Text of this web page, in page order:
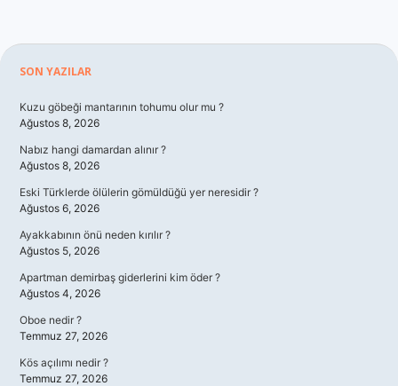
Sidebar
SON YAZILAR
Kuzu göbeği mantarının tohumu olur mu ?
Ağustos 8, 2026
Nabız hangi damardan alınır ?
Ağustos 8, 2026
Eski Türklerde ölülerin gömüldüğü yer neresidir ?
Ağustos 6, 2026
Ayakkabının önü neden kırılır ?
Ağustos 5, 2026
Apartman demirbaş giderlerini kim öder ?
Ağustos 4, 2026
Oboe nedir ?
Temmuz 27, 2026
Kös açılımı nedir ?
Temmuz 27, 2026